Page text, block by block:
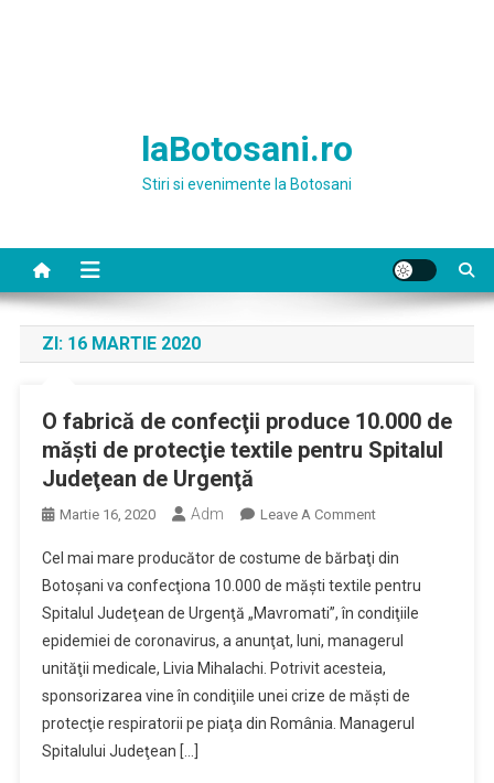
laBotosani.ro
Stiri si evenimente la Botosani
ZI: 16 MARTIE 2020
O fabrică de confecţii produce 10.000 de
măşti de protecţie textile pentru Spitalul
Judeţean de Urgenţă
Martie 16, 2020 Adm Leave A CommentOn
Fabrică
De
Confecţii
Produce
10.000
De
Măşti
Cel mai mare producător de costume de bărbaţi din
Botoşani va confecţiona 10.000 de măşti textile pentru
Spitalul Judeţean de Urgenţă „Mavromati”, în condiţiile
epidemiei de coronavirus, a anunţat, luni, managerul
unităţii medicale, Livia Mihalachi. Potrivit acesteia,
sponsorizarea vine în condiţiile unei crize de măşti de
protecţie respiratorii pe piaţa din România. Managerul
Spitalului Judeţean […]